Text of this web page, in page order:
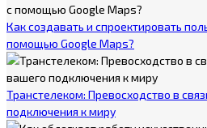
Как создавать и спроектировать
помощью Google Maps?
Транстелеком: Превосходство в
подключения к миру